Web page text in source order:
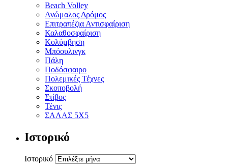
Beach Volley
Ανώμαλος Δρόμος
Επιτραπέζια Αντισφαίριση
Καλαθοσφαίριση
Κολύμβηση
Μπόουλινγκ
Πάλη
Ποδόσφαιρο
Πολεμικές Τέχνες
Σκοποβολή
Στίβος
Τένις
ΣΑΛΑΣ 5Χ5
Ιστορικό
Ιστορικό